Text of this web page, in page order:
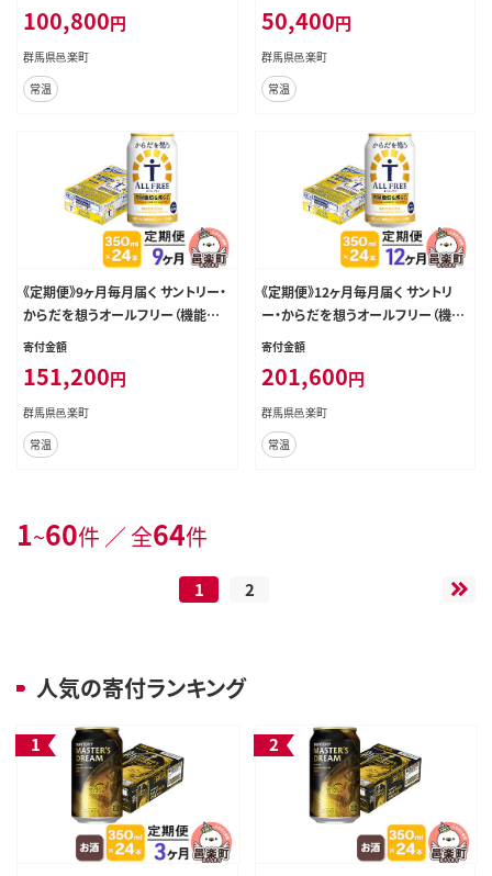
麦汁 群馬県]
100,800円
群馬県邑楽町
常温
麦汁 群馬県]
50,400円
群馬県邑楽町
常温
《定期便》9ヶ月毎月届く サントリー・
からだを想うオールフリー（機能性
表示食品）350ml×24本入り×1ケ
麦汁 群馬県]
寄付金額
151,200円
群馬県邑楽町
常温
《定期便》12ヶ月毎月届く サントリ
ー・からだを想うオールフリー（機能
性表示食品） 350ml×24本入り×1
番麦汁 群馬県]
寄付金額
201,600円
群馬県邑楽町
常温
1~60件 ／ 全64件
1 2
人気の寄付ランキング